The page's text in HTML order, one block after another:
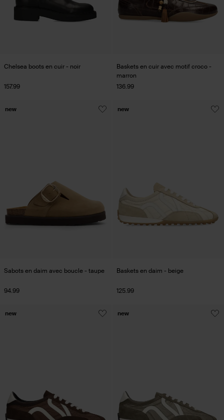
Chelsea boots en cuir - noir
157.99
Baskets en cuir avec motif croco -
marron
136.99
Sabots en daim avec boucle - taupe
94.99
new
Baskets en daim - beige
125.99
new
new new